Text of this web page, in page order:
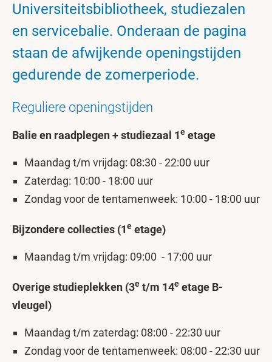
Universiteitsbibliotheek, studiezalen
en servicebalie. Onderaan de pagina
staan de afwijkende openingstijden
gedurende de zomerperiode.
Reguliere openingstijden
Balie en raadplegen + studiezaal 1e etage
Maandag t/m vrijdag: 08:30 - 22:00 uur
Zaterdag: 10:00 - 18:00 uur
Zondag voor de tentamenweek: 10:00 - 18:00 uur
Bijzondere collecties (1e etage)
Maandag t/m vrijdag: 09:00 - 17:00 uur
Overige studieplekken (3e t/m 14e etage B-
vleugel)
Maandag t/m zaterdag: 08:00 - 22:30 uur
Zondag voor de tentamenweek: 08:00 - 22:30 uur